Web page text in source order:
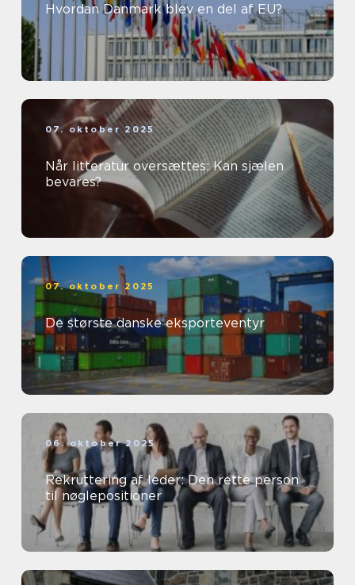
Hvordan Danmark blev en del af EU?
07. oktober 2025
Når litteratur oversættes: Kan sjælen
bevares?
07. oktober 2025
De største danske eksporteventyr
06. oktober 2025
Rekruttering af leder: Den rette person
til nøglepositioner